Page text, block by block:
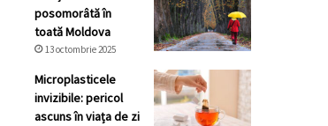
posomorâtă în
toată Moldova
13 octombrie 2025
Microplasticele
invizibile: pericol
ascuns în viața de zi